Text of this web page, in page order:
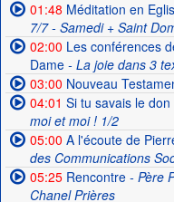
01:48 Méditation en
7/7 - Samedi + Saint
02:00 Les conférences
Dame- La joie dans 3
03:00 Nouveau
04:01 Si tu savais le don
moi et moi ! 1/2
05:00 A l'écoute de
des Communications
05:25Rencontre- Père
Chanel Prières